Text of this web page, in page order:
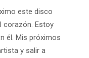
este disco
corazón. Estoy
él. Mis próximos
y salir a